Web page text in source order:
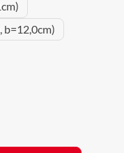
b=12,0cm)
Wert ein